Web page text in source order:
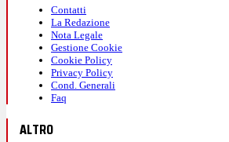
Contatti
La Redazione
Nota Legale
Gestione Cookie
Cookie Policy
Privacy Policy
Cond. Generali
Faq
ALTRO